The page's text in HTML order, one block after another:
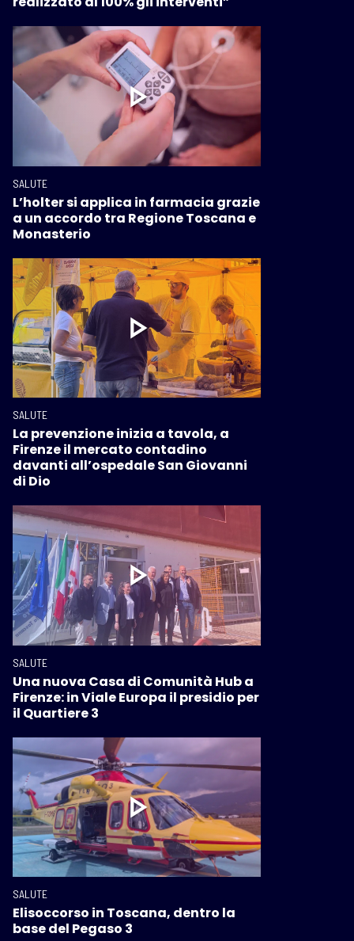
SALUTE
L’holter si applica in farmacia grazie
a un accordo tra Regione Toscana e
Monasterio
SALUTE
La prevenzione inizia a tavola, a
Firenze il mercato contadino
davanti all’ospedale San Giovanni
di Dio
SALUTE
Una nuova Casa di Comunità Hub a
Firenze: in Viale Europa il presidio per
il Quartiere 3
SALUTE
Elisoccorso in Toscana, dentro la
base del Pegaso 3